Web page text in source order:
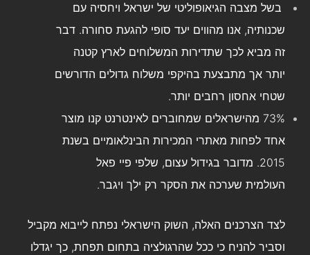
בשל מצבה הגיאופוליטי של ישראל ויחסיה עם
שכנותיה, אנו מהווים יעד סופי להגעת סחורה. דבר
זה מביא לכך שתדירות המשלוחים לארץ קטנה
יותר אך מתבצעת בהיקפי משלוח גדולים הדורשים
שטחי אחסון רחבים יותר.
73% מהישראלים שמחוברים לאינטרנט קנו מוצר
אחד לפחות מאתרי המכירות הבינלאומיים בשנת
2015. מדובר בגידול עצום, שלפי פיי פאל
העולמית שערכה את הסקר רק ילך ויגבר.
לצד הצרכנים האלה, השוק הישראלי נפתח לייבוא מקביל
וסביר להניח כי ככל שהרגולציה בתחום תפחת, כך יגדלו